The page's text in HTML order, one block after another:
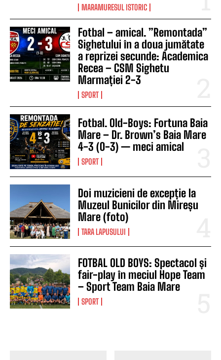
MARAMURESUL ISTORIC
Fotbal – amical. ”Remontada”
Sighetului în a doua jumătate
a reprizei secunde: Academica
Recea – CSM Sighetu
Marmației 2-3
SPORT
Fotbal. Old-Boys: Fortuna Baia
Mare – Dr. Brown’s Baia Mare
4-3 (0-3) — meci amical
SPORT
Doi muzicieni de excepție la
Muzeul Bunicilor din Mireșu
Mare (foto)
TARA LAPUSULUI
FOTBAL OLD BOYS: Spectacol și
fair-play în meciul Hope Team
– Sport Team Baia Mare
SPORT